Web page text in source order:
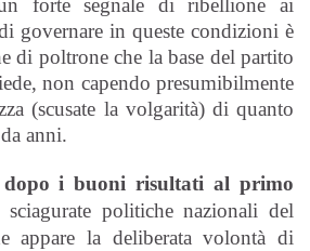
forte segnale di ribellione ai
governare in queste condizioni è
di poltrone che la base del partito
non capendo presumibilmente
(scusate la volgarità) di quanto
anni.
i buoni risultati al primo
politiche nazionali del
appare la deliberata volontà di